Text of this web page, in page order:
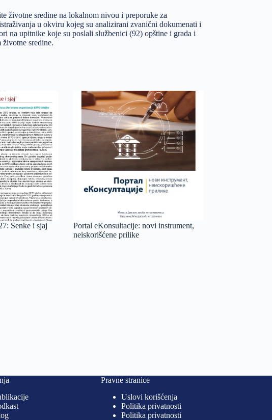
životne sredine na lokalnom nivou i preporuke za
u okviru kojeg su analizirani zvanični dokumenati i
na upitnike koje su poslali službenici (92) opštine i grada i
sredine.
Senke i sjaj
Portal eKonsultacije: novi instrument,
neiskorišćene prilike
Pravne stranice
Uslovi korišćenja
Politika privatnosti
Politika privatnosti